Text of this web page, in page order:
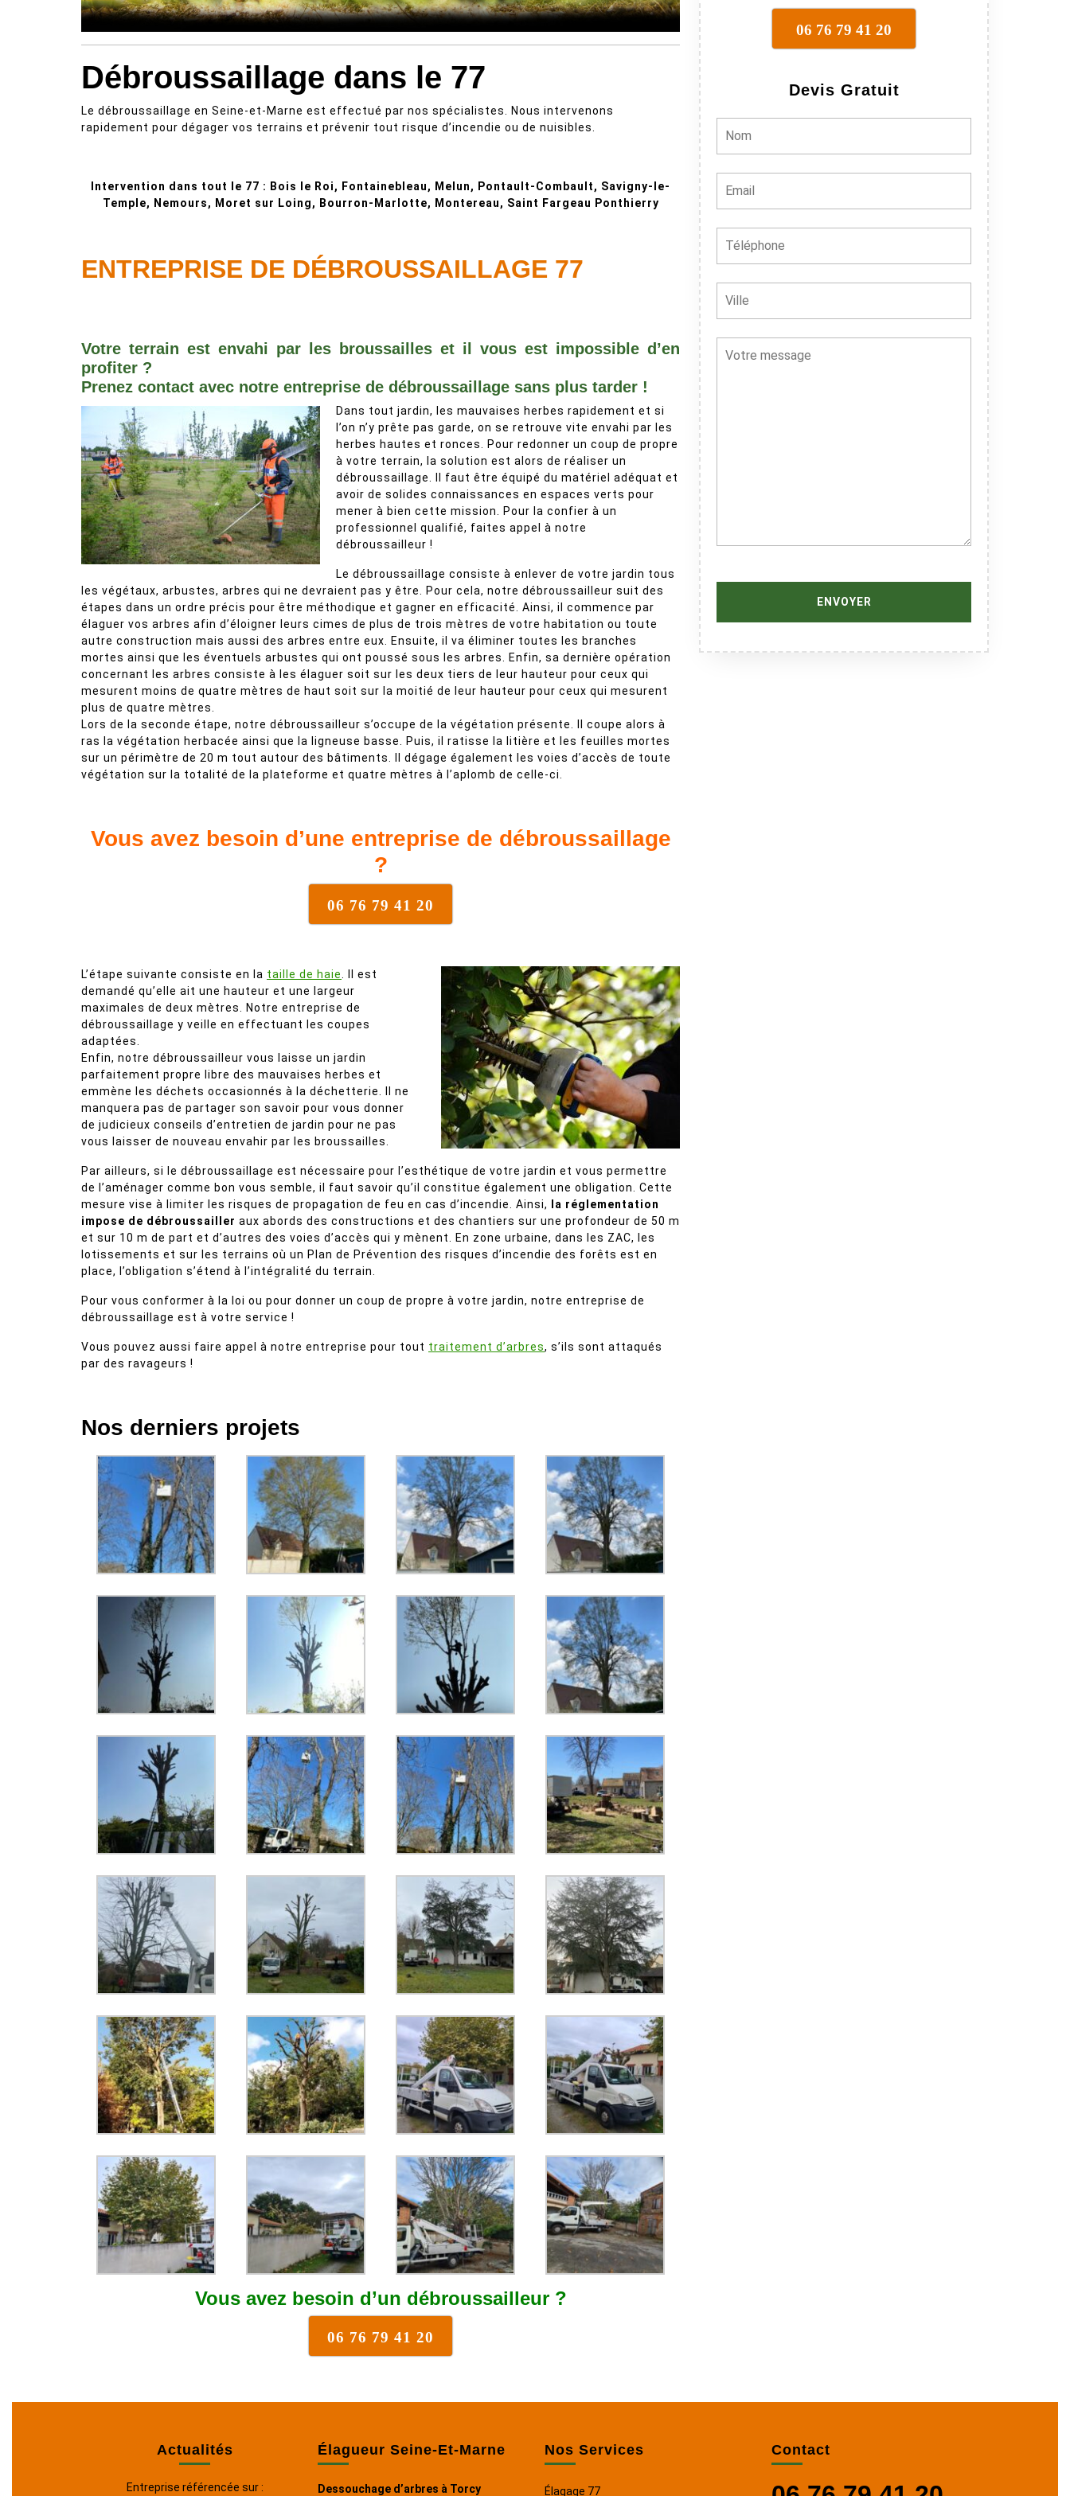
Débroussaillage dans le 77
Le débroussaillage en Seine-et-Marne est effectué par nos spécialistes. Nous intervenons
rapidement pour dégager vos terrains et prévenir tout risque d’incendie ou de nuisibles.
Intervention dans tout le 77 : Bois le Roi, Fontainebleau, Melun, Pontault-Combault, Savigny-le-
Temple, Nemours, Moret sur Loing, Bourron-Marlotte, Montereau, Saint Fargeau Ponthierry
ENTREPRISE DE DÉBROUSSAILLAGE 77
Votre terrain est envahi par les broussailles et il vous est impossible d’en
profiter ?
Prenez contact avec notre entreprise de débroussaillage sans plus tarder !
Dans tout jardin, les mauvaises herbes rapidement et si
l’on n’y prête pas garde, on se retrouve vite envahi par les
herbes hautes et ronces. Pour redonner un coup de propre
à votre terrain, la solution est alors de réaliser un
débroussaillage. Il faut être équipé du matériel adéquat et
avoir de solides connaissances en espaces verts pour
mener à bien cette mission. Pour la confier à un
professionnel qualifié, faites appel à notre
débroussailleur !
Le débroussaillage consiste à enlever de votre jardin tous
les végétaux, arbustes, arbres qui ne devraient pas y être. Pour cela, notre débroussailleur suit des
étapes dans un ordre précis pour être méthodique et gagner en efficacité. Ainsi, il commence par
élaguer vos arbres afin d’éloigner leurs cimes de plus de trois mètres de votre habitation ou toute
autre construction mais aussi des arbres entre eux. Ensuite, il va éliminer toutes les branches
mortes ainsi que les éventuels arbustes qui ont poussé sous les arbres. Enfin, sa dernière opération
concernant les arbres consiste à les élaguer soit sur les deux tiers de leur hauteur pour ceux qui
mesurent moins de quatre mètres de haut soit sur la moitié de leur hauteur pour ceux qui mesurent
plus de quatre mètres.
Lors de la seconde étape, notre débroussailleur s’occupe de la végétation présente. Il coupe alors à
ras la végétation herbacée ainsi que la ligneuse basse. Puis, il ratisse la litière et les feuilles mortes
sur un périmètre de 20 m tout autour des bâtiments. Il dégage également les voies d’accès de toute
végétation sur la totalité de la plateforme et quatre mètres à l’aplomb de celle-ci.
Vous avez besoin d’une entreprise de débroussaillage
?
06 76 79 41 20
L’étape suivante consiste en la taille de haie
. Il est
demandé qu’elle ait une hauteur et une largeur
maximales de deux mètres. Notre entreprise de
débroussaillage y veille en effectuant les coupes
adaptées.
Enfin, notre débroussailleur vous laisse un jardin
parfaitement propre libre des mauvaises herbes et
emmène les déchets occasionnés à la déchetterie. Il ne
manquera pas de partager son savoir pour vous donner
de judicieux conseils d’entretien de jardin pour ne pas
vous laisser de nouveau envahir par les broussailles.
Par ailleurs, si le débroussaillage est nécessaire pour l’esthétique de votre jardin et vous permettre
de l’aménager comme bon vous semble, il faut savoir qu’il constitue également une obligation. Cette
mesure vise à limiter les risques de propagation de feu en cas d’incendie. Ainsi,
la réglementation
impose de débroussailler aux abords des constructions et des chantiers sur une profondeur de 50 m
et sur 10 m de part et d’autres des voies d’accès qui y mènent. En zone urbaine, dans les ZAC, les
lotissements et sur les terrains où un Plan de Prévention des risques d’incendie des forêts est en
place, l’obligation s’étend à l’intégralité du terrain.
Pour vous conformer à la loi ou pour donner un coup de propre à votre jardin, notre entreprise de
débroussaillage est à votre service !
Vous pouvez aussi faire appel à notre entreprise pour tout traitement d’arbres, s’ils sont attaqués
par des ravageurs !
Nos derniers projets
Vous avez besoin d’un débroussailleur ?
06 76 79 41 20
06 76 79 41 20
Devis Gratuit
Actualités
Entreprise référencée sur :
Élagueur Seine-Et-Marne
Dessouchage d’arbres à Torcy
Nos Services
Élagage 77
Contact